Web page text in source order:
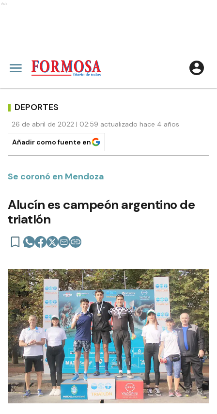
Ads
DEPORTES
26 de abril de 2022 | 02:59 actualizado hace 4 años
Añadir como fuente en
Se coronó en Mendoza
Alucín es campeón argentino de
triatlón